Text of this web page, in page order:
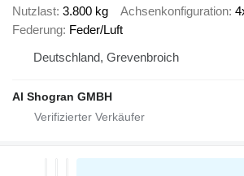
Nutzlast 3.800 kg Achsenkonfiguration
Federung Feder/Luft
Deutschland, Grevenbroich
Al Shogran GMBH